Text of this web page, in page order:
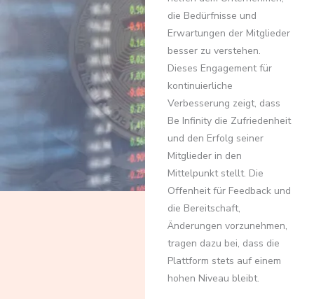
die Bedürfnisse und
Erwartungen der Mitglieder
besser zu verstehen.
Dieses Engagement für
kontinuierliche
Verbesserung zeigt, dass
Be Infinity die Zufriedenheit
und den Erfolg seiner
Mitglieder in den
Mittelpunkt stellt. Die
Offenheit für Feedback und
die Bereitschaft,
Änderungen vorzunehmen,
tragen dazu bei, dass die
Plattform stets auf einem
hohen Niveau bleibt.